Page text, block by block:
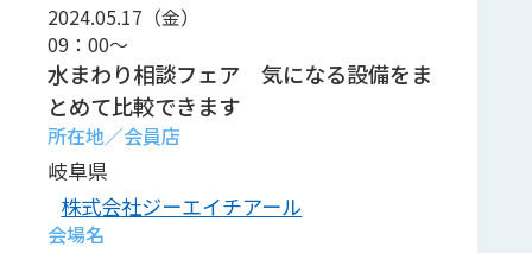
2024.05.17（金）
09：00～
水まわり相談フェア 気になる設備をま
とめて比較できます
岐阜県
株式会社ジーエイチアール